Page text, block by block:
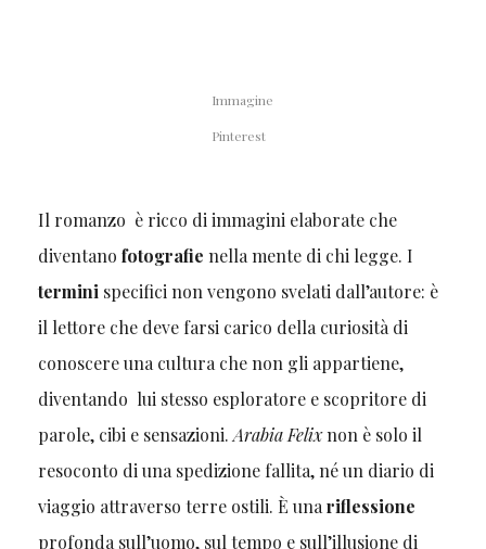
Immagine
Pinterest
Il romanzo è ricco di immagini elaborate che
diventano fotografie nella mente di chi legge. I
termini specifici non vengono svelati dall’autore: è
il lettore che deve farsi carico della curiosità di
conoscere una cultura che non gli appartiene,
diventando lui stesso esploratore e scopritore di
parole, cibi e sensazioni. Arabia Felixnon è solo il
resoconto di una spedizione fallita, né un diario di
viaggio attraverso terre ostili. È una riflessione
profonda sull’uomo, sul tempo e sull’illusione di